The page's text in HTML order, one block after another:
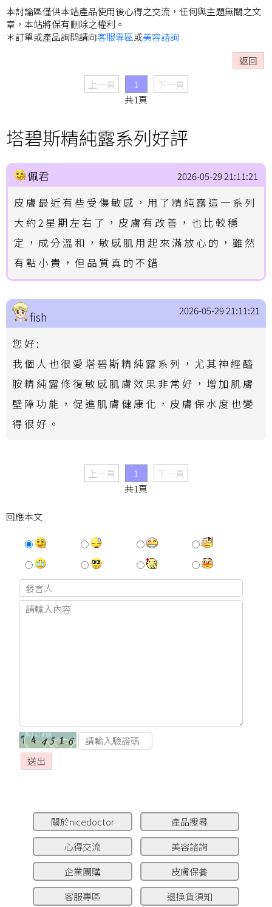
本討論區僅供本站產品使用後心得之交流，任何與主題無關之文
章，本站將保有刪除之權利。
＊訂單或產品詢問請向客服專區或美容諮詢
返回
上一頁
1
下一頁
共1頁
塔碧斯精純露系列好評
佩君 2026-05-29 21:11:21
皮膚最近有些受傷敏感，用了精純露這一系列
大約2星期左右了，皮膚有改善，也比較穩
定，成分溫和，敏感肌用起來滿放心的，雖然
有點小貴，但品質真的不錯
fish 2026-05-29 21:11:21
您好:
我個人也很愛塔碧斯精純露系列，尤其神經醯
胺精純露修復敏感肌膚效果非常好，增加肌膚
壁障功能，促進肌膚健康化，皮膚保水度也變
得很好。
上一頁 1
下一頁
共1頁
回應本文
關於nicedoctor
產品搜尋
心得交流
美容諮詢
企業團購
皮膚保養
客服專區
退換貨須知